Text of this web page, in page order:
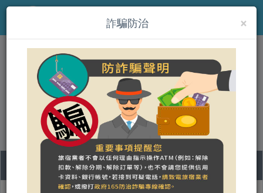
MENU
(en)鄉間小路-宜蘭民宿
營登名稱：
合法民宿 宜蘭縣2999號
07
08
×
詐騙防治